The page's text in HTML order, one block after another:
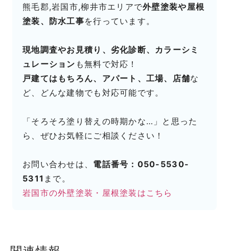
熊毛郡,岩国市,柳井市エリアで外壁塗装や屋根
塗装、防水工事を行っています。
現地調査やお見積り、劣化診断、カラーシミ
ュレーション も無料で対応！
戸建てはもちろん、アパート、工場、店舗な
ど、どんな建物でも対応可能です。
「そろそろ塗り替えの時期かな…」と思った
ら、ぜひお気軽にご相談ください！
お問い合わせは、 電話番号：050-5530-
5311 まで。
岩国市の外壁塗装・屋根塗装はこちら